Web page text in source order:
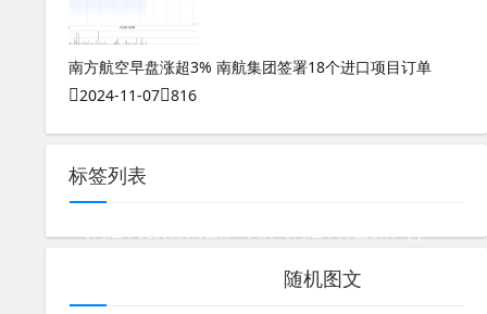
南方航空早盘涨超3% 南航集团签署18个进口项目订单
2024-11-07 816
标签列表
随机图文